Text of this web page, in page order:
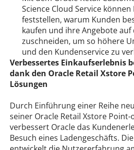
Science Cloud Service
feststellen, warum Kunden
kaufen und ihre Angebote
zuschneiden, um so höhere
und den Kundenservice zu
Verbessertes Einkaufserlebnis
dank den Oracle Retail Xstore
Lösungen
Durch Einführung einer Reihe
seiner Oracle Retail Xstore Point-
verbessert Oracle das
Besuch eines Ladengeschäfts.